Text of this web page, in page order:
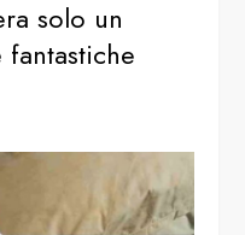
solo un